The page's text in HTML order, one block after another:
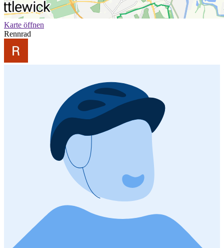
Karte öffnen
Rennrad